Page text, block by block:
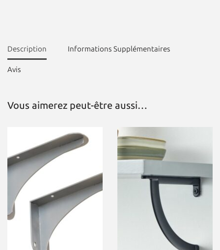
Description Informations Supplémentaires
Avis
Vous aimerez peut-être aussi…